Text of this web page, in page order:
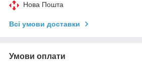
Нова Пошта
Всі умови доставки
Умови оплати